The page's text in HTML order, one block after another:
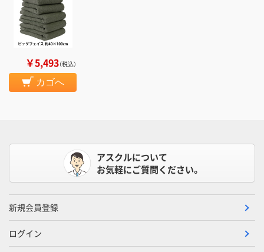
￥5,493（税込）
カゴへ
アスクルについて
お気軽にご質問ください。
新規会員登録
ログイン